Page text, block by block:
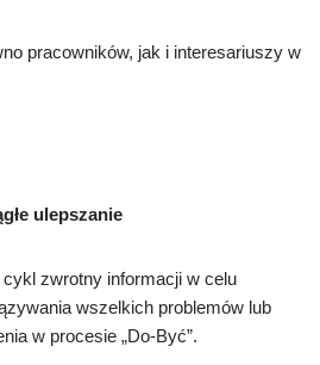
pracowników, jak i interesariuszy w
ulepszanie
zwrotny informacji w celu
wszelkich problemów lub
w procesie „Do-Być”.